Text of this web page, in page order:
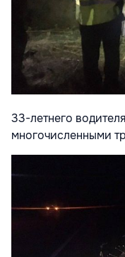
33-летнего
многочисленными